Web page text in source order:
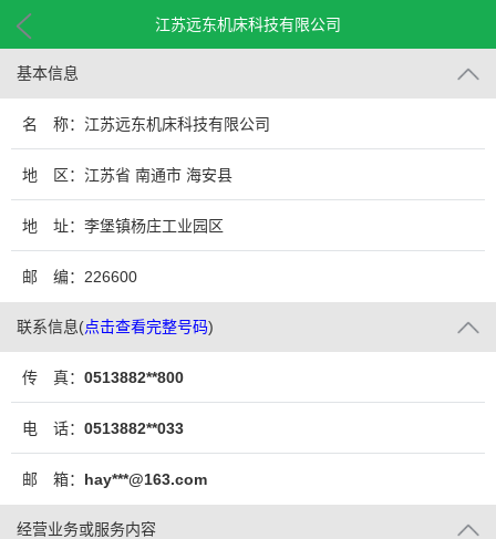
江苏远东机床科技有限公司
基本信息
名 称：江苏远东机床科技有限公司
地 区：江苏省 南通市 海安县
地 址：李堡镇杨庄工业园区
邮 编：226600
联系信息(点击查看完整号码)
传 真： 0513882**800
电 话： 0513882**033
邮 箱： hay***@163.com
经营业务或服务内容